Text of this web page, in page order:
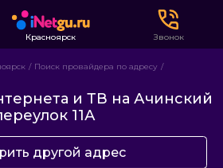
Красноярск Звонок
Поиск провайдера по адресу
и ТВ на Ачинский
11А
другой адрес